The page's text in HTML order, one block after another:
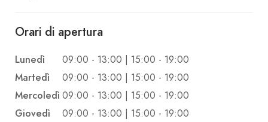
Orari di apertura
Lunedì
09:00 - 13:00 | 15:00 - 19:00
Martedì
09:00 - 13:00 | 15:00 - 19:00
Mercoledì 09:00 - 13:00 | 15:00 - 19:00
Giovedì
09:00 - 13:00 | 15:00 - 19:00